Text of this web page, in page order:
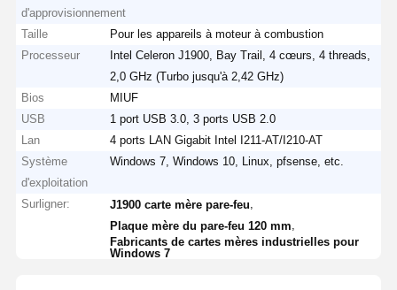
d'approvisionnement
Taille
Pour les appareils à moteur à combustion
Processeur
Intel Celeron J1900, Bay Trail, 4 cœurs, 4 threads,
2,0 GHz (Turbo jusqu'à 2,42 GHz)
Bios
MIUF
USB
1 port USB 3.0, 3 ports USB 2.0
Lan
4 ports LAN Gigabit Intel I211-AT/I210-AT
Système
d'exploitation
Windows 7, Windows 10, Linux, pfsense, etc.
Surligner: J1900 carte mère pare-feu
Plaque mère du pare-feu 120 mm
Fabricants de cartes mères industrielles pour
Windows 7